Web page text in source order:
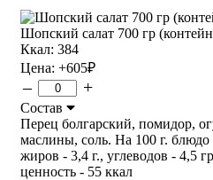
Шопский салат 700 гр
Ккал: 384
Цена: +605₽
– +
Состав
Перец болгарский, помидор,
маслины, соль. На 100 г. блюдо
жиров - 3,4 г., углеводов - 4,5
ценность - 55 ккал